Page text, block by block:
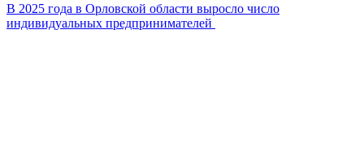
В 2025 года в Орловской области выросло число
индивидуальных предпринимателей